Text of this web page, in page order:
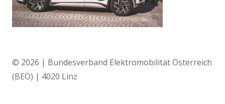
© 2026 | Bundesverband Elektromobilität Österreich
(BEÖ) | 4020 Linz